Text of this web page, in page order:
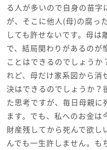
る人が多いので自身の苗字
が、そこに他人(母)の腐っ
しても許せないです。母は
で、結局関わりがあるのが
ことはできるのでしょう
れど、母だけ家系図から消
決はできるのでしょうか？
た思考ですが、毎日母親に
ます。でも、私へのお金
財産残してから死んで欲し
んでも一生許しません。も